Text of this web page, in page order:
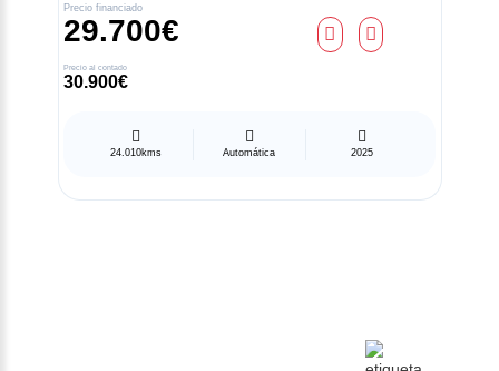
Precio financiado
29.700€
Precio al contado
30.900€
24.010kms Automática 2025